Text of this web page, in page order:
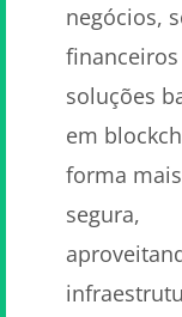
negócios,
soluções
em
forma
segura,